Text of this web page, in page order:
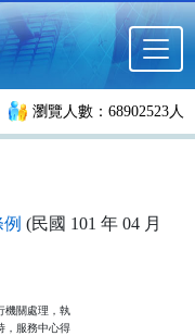
瀏覽人數：68902523人
(民國 101 年 04 月
機關處理，執
，服務中心得